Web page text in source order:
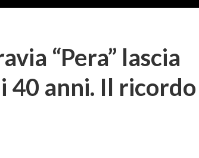
“Pera” lascia
40 anni. Il